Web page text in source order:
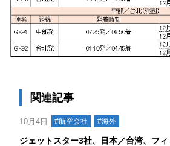
関連記事
10月4日 #航空会社 #海外
ジェットスター3社、日本／台湾、フ